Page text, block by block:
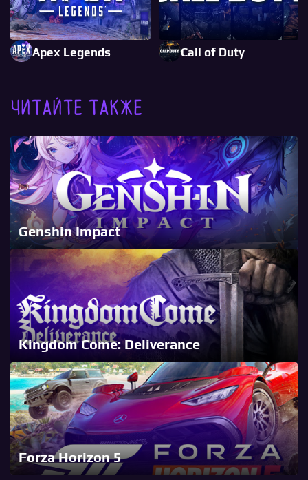
Apex Legends Call of Duty
Читайте также
Genshin Impact
Kingdom Come: Deliverance
Forza Horizon 5